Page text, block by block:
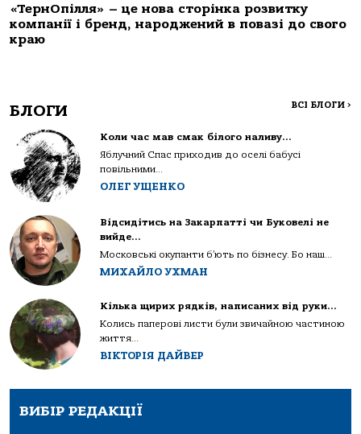
«ТернОпілля» – це нова сторінка розвитку
компанії і бренд, народжений в повазі до свого
краю
БЛОГИ ВСІ БЛОГИ >
Коли час мав смак білого наливу…
Яблучний Спас приходив до оселі бабусі
повільними...
ОЛЕГ УЩЕНКО
Відсидітись на Закарпатті чи Буковелі не
вийде…
Московські окупанти б’ють по бізнесу. Бо наш...
МИХАЙЛО УХМАН
Кілька щирих рядків, написаних від руки…
Колись паперові листи були звичайною частиною
життя...
ВІКТОРІЯ ДАЙВЕР
ВИБІР РЕДАКЦІЇ